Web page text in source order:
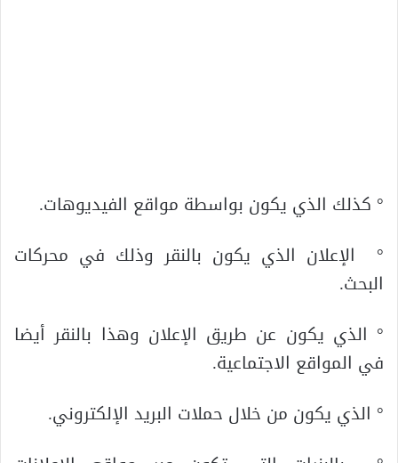
° كذلك الذي يكون بواسطة مواقع الفيديوهات.
° الإعلان الذي يكون بالنقر وذلك في محركات
البحث.
° الذي يكون عن طريق الإعلان وهذا بالنقر أيضا
في المواقع الاجتماعية.
° الذي يكون من خلال حملات البريد الإلكتروني.